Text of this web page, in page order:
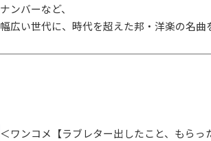
ナンバーなど、
幅広い世代に、時代を超えた邦・洋楽の名曲
＜ワンコメ【ラブレター出したこと、もらっ